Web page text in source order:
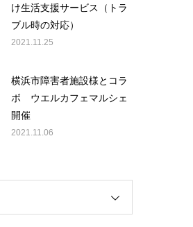
け生活支援サービス（トラ
ブル時の対応）
2021.11.25
横浜市障害者施設様とコラ
ボ ウエルカフェマルシェ
開催
2021.11.06